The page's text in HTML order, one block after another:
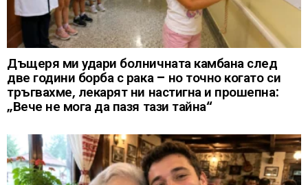
Дъщеря ми удари болничната камбана след
две години борба с рака – но точно когато си
тръгвахме, лекарят ни настигна и прошепна:
„Вече не мога да пазя тази тайна“